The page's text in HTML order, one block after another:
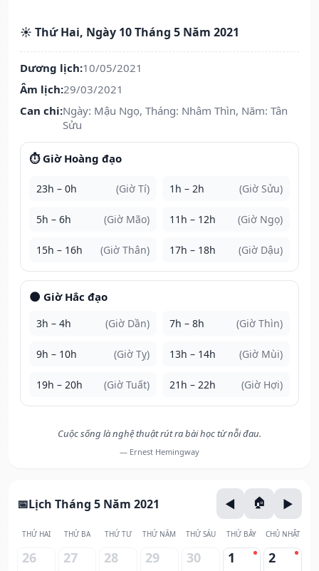
☀️ Thứ Hai, Ngày 10 Tháng 5 Năm 2021
Dương lịch:10/05/2021
Âm lịch:29/03/2021
Can chi:Ngày: Mậu Ngọ, Tháng: Nhâm Thìn, Năm: Tân
Sửu
⏱️ Giờ Hoàng đạo
23h – 0h (Giờ Tí) 1h – 2h (Giờ Sửu)
5h – 6h (Giờ Mão) 11h – 12h (Giờ Ngọ)
15h – 16h (Giờ Thân) 17h – 18h (Giờ Dậu)
🌑 Giờ Hắc đạo
3h – 4h (Giờ Dần) 7h – 8h (Giờ Thìn)
9h – 10h (Giờ Tỵ) 13h – 14h (Giờ Mùi)
19h – 20h (Giờ Tuất) 21h – 22h (Giờ Hợi)
Cuộc sống là nghệ thuật rút ra bài học từ nỗi đau.
— Ernest Hemingway
Lịch Tháng 5 Năm 2021
THỨ HAI THỨ BA THỨ TƯ THỨ NĂM THỨ SÁU THỨ BẢY CHỦ NHẬT
26 27 28 29 30 1 2